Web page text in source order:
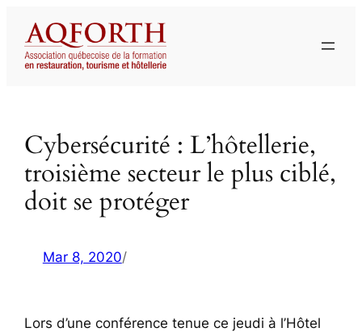
contenu
Cybersécurité : L’hôtellerie,
troisième secteur le plus ciblé,
doit se protéger
Mar 8, 2020/
Lors d’une conférence tenue ce jeudi à l’Hôtel